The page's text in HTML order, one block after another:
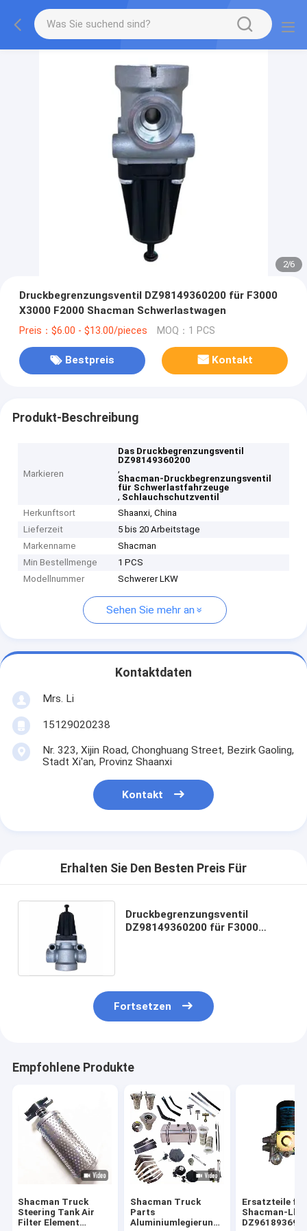
2/6
Druckbegrenzungsventil DZ98149360200 für F3000
X3000 F2000 Shacman Schwerlastwagen
Preis：$6.00 - $13.00/pieces MOQ：1 PCS
Bestpreis Kontakt
Produkt-Beschreibung
Markieren
Das Druckbegrenzungsventil
DZ98149360200
,
Shacman-Druckbegrenzungsventil
für Schwerlastfahrzeuge
, Schlauchschutzventil
Herkunftsort
Shaanxi, China
Lieferzeit
5 bis 20 Arbeitstage
Markenname
Shacman
Min Bestellmenge
1 PCS
Modellnummer
Schwerer LKW
Sehen Sie mehr an
Kontaktdaten
Mrs. Li
15129020238
Nr. 323, Xijin Road, Chonghuang Street, Bezirk Gaoling,
Stadt Xi'an, Provinz Shaanxi
Kontakt
Erhalten Sie Den Besten Preis Für
Druckbegrenzungsventil
DZ98149360200 für F3000
Fortsetzen
Empfohlene Produkte
Shacman Truck
Steering Tank Air
Filter Element
Shacman Truck
Parts
Aluminiumlegierung
Ersatzteile für
Shacman-Lkw